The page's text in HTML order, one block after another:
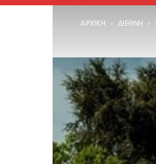
ΑΡΧΙΚΉ ΔΙΕΘΝΉ